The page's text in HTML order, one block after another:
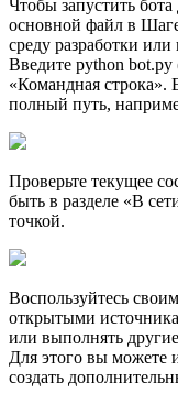
Чтобы запустить
основной файл в
среду разработки
Введите python bot.py
«Командная строка».
полный путь,
Проверьте текущее
быть в разделе «В
точкой.
Воспользуйтесь
открытыми
или выполнять
Для этого вы можете
создать